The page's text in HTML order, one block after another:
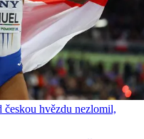
českou hvězdu nezlomil,